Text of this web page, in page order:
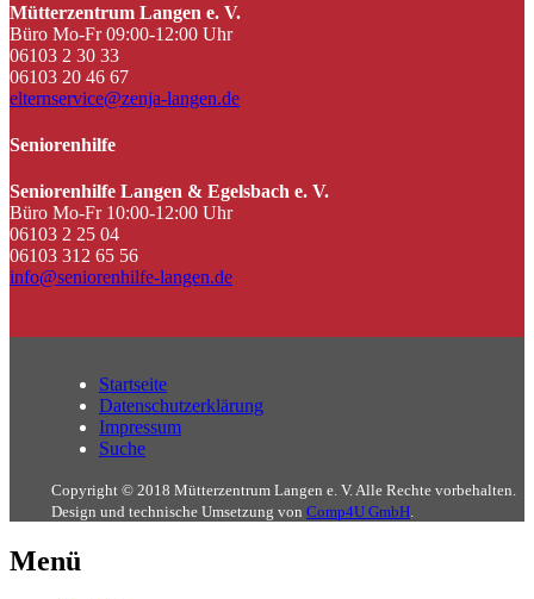
Mütterzentrum Langen e. V.
Büro Mo-Fr 09:00-12:00 Uhr
06103 2 30 33
06103 20 46 67
elternservice@zenja-langen.de
Seniorenhilfe
Seniorenhilfe Langen & Egelsbach e. V.
Büro Mo-Fr 10:00-12:00 Uhr
06103 2 25 04
06103 312 65 56
info@seniorenhilfe-langen.de
Startseite
Datenschutzerklärung
Impressum
Suche
Copyright © 2018 Mütterzentrum Langen e. V. Alle Rechte vorbehalten.
Design und technische Umsetzung von Comp4U GmbH.
Menü